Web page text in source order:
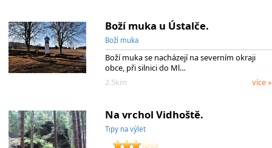
Boží muka u Ústalče.
Boží muka
Boží muka se nacházejí na severním okraji
obce, při silnici do Ml…
2.5km
více »
Na vrchol Vidhoště.
Tipy na výlet